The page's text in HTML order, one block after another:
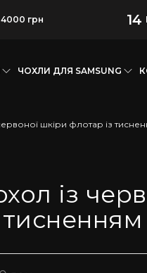
грн 14
ЧОХЛИ ДЛЯ SAMSUNG
шкіри флотар із
із